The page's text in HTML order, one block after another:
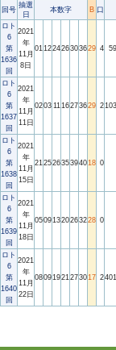
回号
抽選
日
本数字 B 口
ロト
6
第
1636
回
2021
年
11月
8日
01122426303629 4
ロト
6
第
1637
回
2021
年
11月
11日
0203 1116273629 2
ロト
6
第
1638
回
2021
年
11月
15日
21252635394018 0
ロト
6
第
1639
回
2021
年
11月
18日
05091320263228 0
ロト
6
第
1640
回
2021
年
11月
22日
08091921273017 2